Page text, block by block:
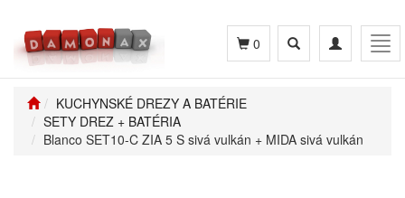
Toggle
navigation
Toggle
search
0
KUCHYNSKÉ DREZY A BATÉRIE
SETY DREZ + BATÉRIA
Blanco SET10-C ZIA 5 S sivá vulkán + MIDA sivá vulkán